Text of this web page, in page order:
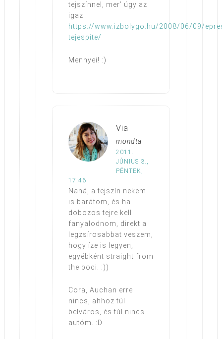
tejszínnel, mer’ úgy az
igazi:
https://www.izbolygo.hu/2008/06/09/
tejespite/
Mennyei! :)
Via
mondta
2011.
JÚNIUS 3.,
PÉNTEK,
17:46
Naná, a tejszín nekem
is barátom, és ha
dobozos tejre kell
fanyalodnom, direkt a
legzsírosabbat veszem,
hogy íze is legyen,
egyébként straight from
the boci. :))
Cora, Auchan erre
nincs, ahhoz túl
belváros, és túl nincs
autóm. :D